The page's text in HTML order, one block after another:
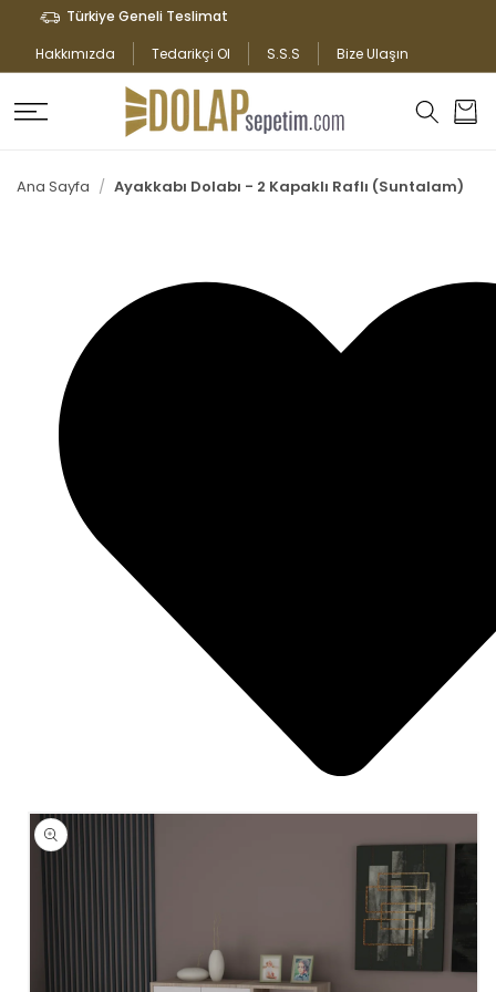
İÇERIĞE
ATLA
Türkiye Geneli Teslimat
Hakkımızda
Tedarikçi Ol S.S.S Bize Ulaşın
Sepet
Ana Sayfa Ayakkabı Dolabı - 2 Kapaklı Raflı (Suntalam)
ÜRÜN
BILGISINE
ATLA